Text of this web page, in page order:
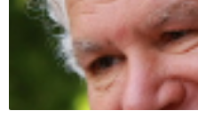
في الجبال فيجعل المسافة بين
الذئاب و عتمة الكهوف. جندي
لم أعجبه لأمر ما فتصبح
هي المسافة بين غضبه و رضاه.